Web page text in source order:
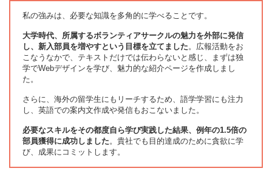
私の強みは、必要な知識を多角的に学べることです。
大学時代、所属するボランティアサークルの魅力を外部に発信
し、新入部員を増やすという目標を立てました。広報活動をお
こなうなかで、テキストだけでは伝わらないと感じ、まずは独
学でWebデザインを学び、魅力的な紹介ページを作成しまし
た。
さらに、海外の留学生にもリーチするため、語学学習にも注力
し、英語での案内文作成や発信もおこないました。
必要なスキルをその都度自ら学び実践した結果、例年の1.5倍の
部員獲得に成功しました。貴社でも目的達成のために貪欲に学
び、成果にコミットします。